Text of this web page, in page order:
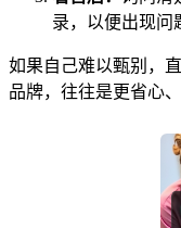
录，以便出现问
如果自己难以甄别，
品牌，往往是更省心